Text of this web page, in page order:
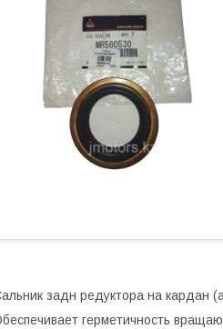
задн редуктора на кардан
герметичность